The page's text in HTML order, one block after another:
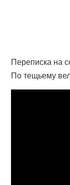
Переписка на
По тещьему